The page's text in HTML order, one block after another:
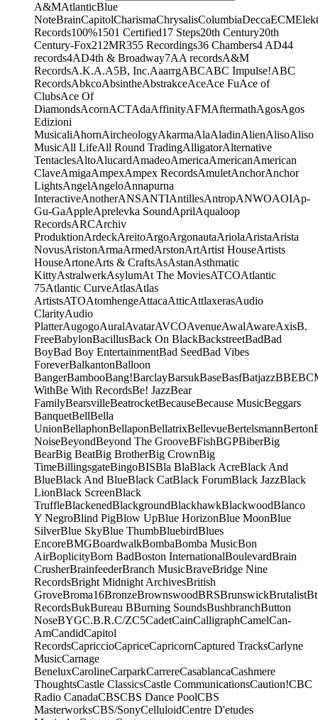
A&MAtlanticBlue
NoteBrainCapitolCharismaChrysalisColumbiaDeccaECM
Records100%1501 Certified17 Steps20th Century20th
Century-Fox21 2MR355 Recordings36 Chambers4 AD44
records4AD4th & Broadway7AA recordsA&M
RecordsA.K.A.A5B, Inc.AaarrgABCABC Impulse!ABC
RecordsAbkcoAbsintheAbstrakceAceAce FuAce of
ClubsAce Of
DiamondsAcornACTAdaAffinityAFMAftermathAgosAgos
Edizioni
MusicaliAhornAircheologyAkarmaAlaAladinAlienAlisoAliso
MusicAll LifeAll Round TradingAlligatorAlternative
TentaclesAltoAlucardAmadeoAmericaAmericanAmerican
ClaveAmigaAmpexAmpex RecordsAmuletAnchorAnchor
LightsAngelAngeloAnnapurna
InteractiveAnotherANSANTIAntillesAntropANWOAOIAp-
Gu-GaAppleAprelevka SoundAprilAqualoop
RecordsARCArchiv
ProduktionArdeckAreitoArgoArgonautaAriolaAristaArista
NovusAristonArmaArmedArstonArtArtist HouseArtists
HouseArtoneArts & CraftsAsAstanAsthmatic
KittyAstralwerkAsylumAt The MoviesATCOAtlantic
75Atlantic CurveAtlasAtlas
ArtistsATOAtomhengeAttacaAtticAttlaxerasAudio
ClarityAudio
PlatterAugogoAuralAvatarAVCOAvenueAwalAwareAxisB.
FreeBabylonBacillusBack On BlackBackstreetBadBad
BoyBad Boy EntertainmentBad SeedBad Vibes
ForeverBalkantonBalloon
BangerBambooBang!BarclayBarsukBaseBasfBatjazzBBE
WithBe With RecordsBe! JazzBear
FamilyBearsvilleBeatrocketBecauseBecause MusicBeggars
BanquetBellBella
UnionBellaphonBellaponBellatrixBellevueBertelsmannBerton
NoiseBeyondBeyond The GrooveBFishBGPBiberBig
BearBig BeatBig BrotherBig CrownBig
TimeBillingsgateBingoBISBla BlaBlack AcreBlack And
BlueBlack And BlueBlack CatBlack ForumBlack JazzBlack
LionBlack ScreenBlack
TruffleBlackenedBlackgroundBlackhawkBlackwoodBlanco
Y NegroBlind PigBlow UpBlue HorizonBlue MoonBlue
SilverBlue SkyBlue ThumbBluebirdBlues
EncoreBMGBoardwalkBombaBomba MusicBon
AirBoplicityBorn BadBoston InternationalBoulevardBrain
CrusherBrainfeederBranch MusicBraveBridge Nine
RecordsBright Midnight ArchivesBritish
GroveBroma16BronzeBrownswoodBRSBrunswickBrutalist
RecordsBukBureau BBurning SoundsBushbranchButton
NoseBYGC.B.R.C/ZC5CadetCainCalligraphCamelCan-
AmCandidCapitol
RecordsCapriccioCapriceCapricornCaptured TracksCarlyne
MusicCarnage
BeneluxCarolineCarparkCarrereCasablancaCashmere
ThoughtsCastle ClassicsCastle CommunicationsCaution!CBC
Radio CanadaCBSCBS Dance PoolCBS
MasterworksCBS/SonyCelluloidCentre D'etudes